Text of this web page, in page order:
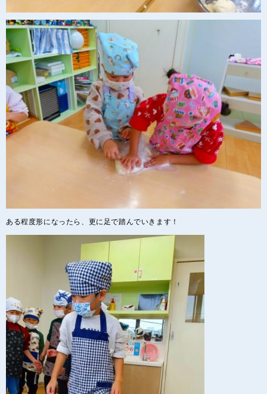
ある程度形になったら、更に足で踏んでいきます！